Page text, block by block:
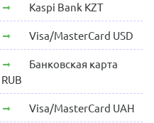
Kaspi Bank KZT
Visa/MasterCard USD
Банковская карта
RUB
Visa/MasterCard UAH